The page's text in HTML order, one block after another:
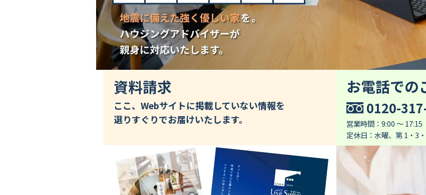
資料請求
ここ、Webサイトに掲載していない情報を
選りすぐりでお届けいたします。
お電話での
0120-
営業時間：9:00 ～ 17:15
定休日：水曜、第 1・3